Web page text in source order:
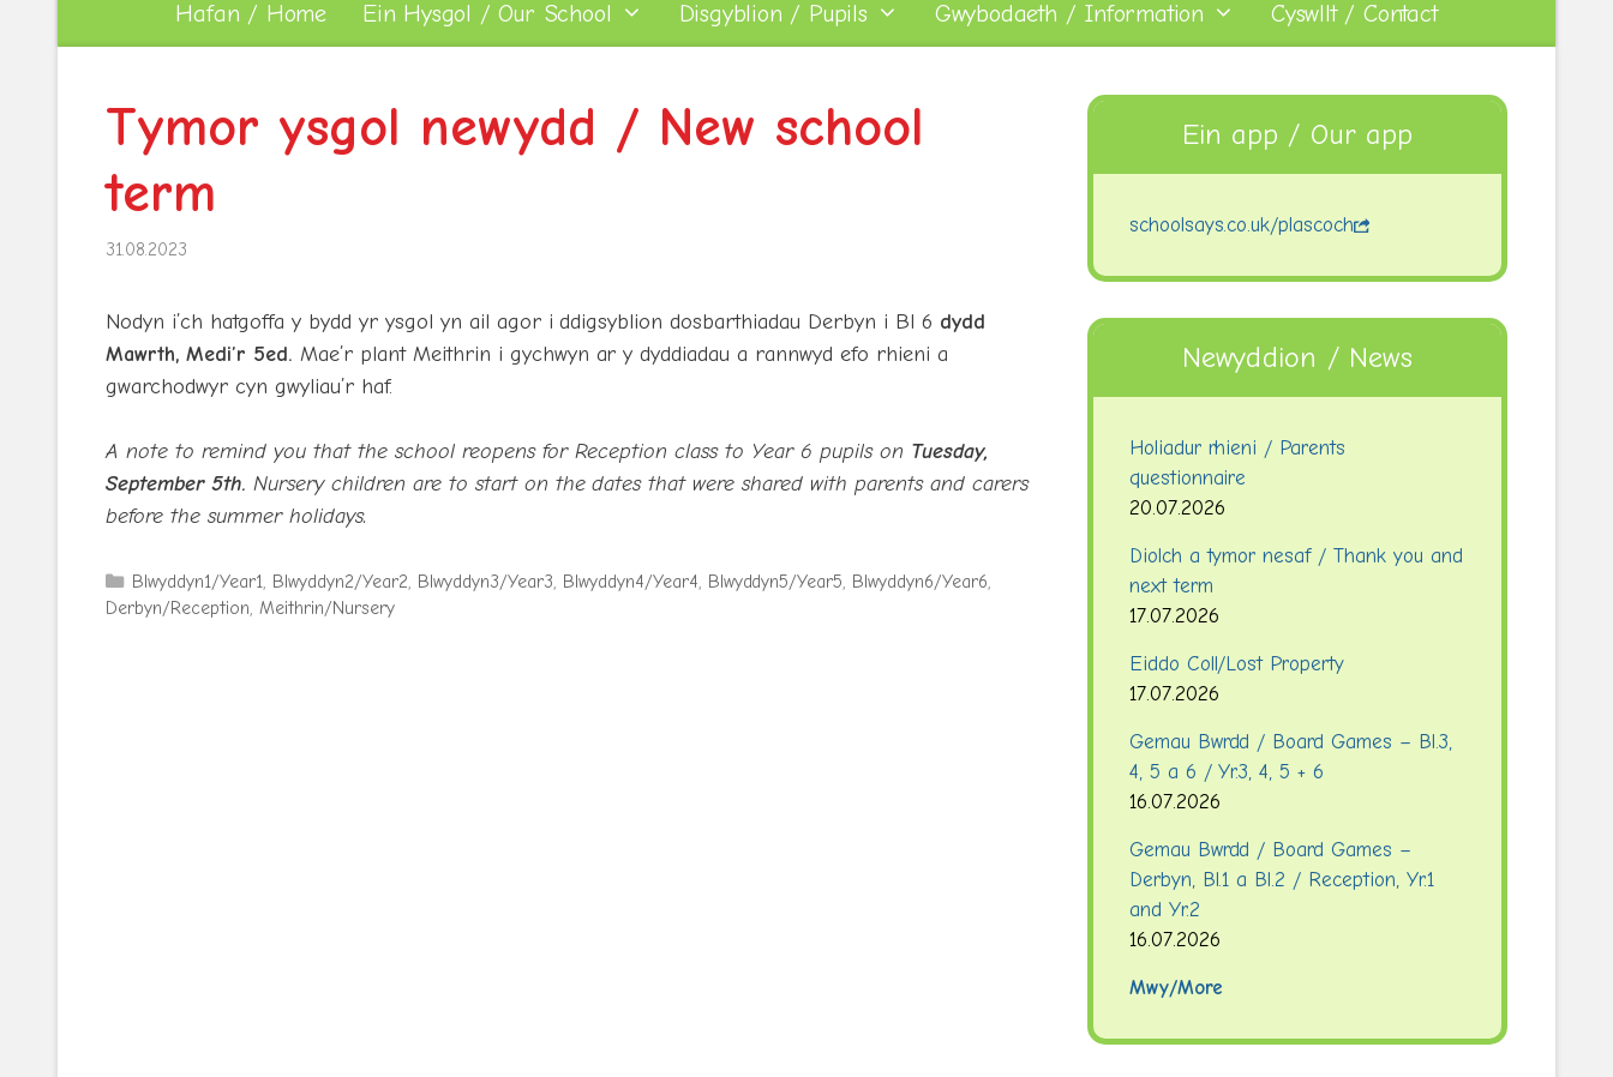
Hafan / Home Ein Hysgol / Our School Disgyblion / Pupils Gwybodaeth / Information Cyswllt / Contact
Tymor ysgol newydd / New school
term
31.08.2023
Nodyn i’ch hatgoffa y bydd yr ysgol yn ail agor i ddigsyblion dosbarthiadau Derbyn i Bl 6 dydd
Mawrth, Medi’r 5ed. Mae’r plant Meithrin i gychwyn ar y dyddiadau a rannwyd efo rhieni a
gwarchodwyr cyn gwyliau’r haf.
A note to remind you that the school reopens for Reception class to Year 6 pupils on Tuesday,
September 5th. Nursery children are to start on the dates that were shared with parents and carers
before the summer holidays.
Categories
Blwyddyn1/Year1, Blwyddyn2/Year2, Blwyddyn3/Year3, Blwyddyn4/Year4, Blwyddyn5/Year5, Blwyddyn6/Year6,
Derbyn/Reception, Meithrin/Nursery
Ein app / Our app
schoolsays.co.uk/plascoch
Newyddion / News
Holiadur rhieni / Parents
questionnaire
20.07.2026
Diolch a tymor nesaf / Thank you and
next term
17.07.2026
Eiddo Coll/Lost Property
17.07.2026
Gemau Bwrdd / Board Games – Bl.3,
4, 5 a 6 / Yr.3, 4, 5 + 6
16.07.2026
Gemau Bwrdd / Board Games –
Derbyn, Bl.1 a Bl.2 / Reception, Yr.1
and Yr.2
16.07.2026
Mwy/More